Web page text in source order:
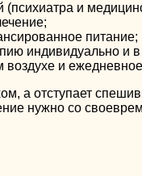
и
питание;
индивидуально и в
воздухе и
а отступает
нужно со